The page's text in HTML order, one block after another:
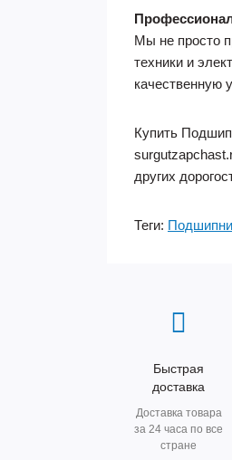
Мы не просто
техники и
качественную
Купить
других
Теги:
Быстрая
доставка
Доставка товара
за 24 часа по все
стране